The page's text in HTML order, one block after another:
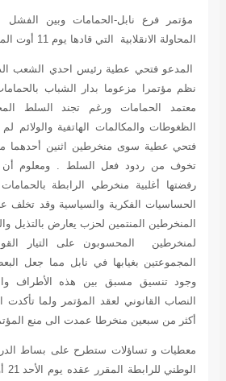
مؤتمر فرع نابل-الحمامات وبين
المحاولة الانقلابية التي قادها يوم 11 أوت الماضي
المدعو فتحي عطية رئيس احدي الشعب
نظم مؤتمرا مزعوما بدار الشباب
معتمد الحمامات ورغم تجند السلط
الظغوطات والمكالمات الهاتفية
فتحي عطية سوى منخرطين اثنين أحدهما
تخوف من ردود فعل السلط . ومعلوم أن
رفضتها أغلبية منخرطي الرابطة
الحساسيات الفكرية والسياسية وقد
المنخرطين المنتمين لحزب يعارض بالتذيل
لمنخرطين المحسوبون على التيار
المجموعتين بغيابها في نابل مما جعل
وجود تنسيق مسبق بين هذه الأطراف
النصاب القانوني لعقد المؤتمر ولما
أكثر من سبعين منخرطا عمدت الى منع
معطيات و تساؤلات ستطرح على بساط